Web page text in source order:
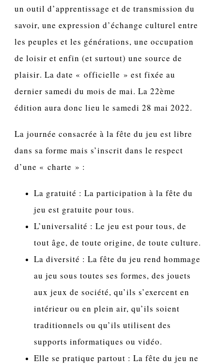
un outil d’apprentissage et de transmission du
savoir, une expression d’échange culturel entre
les peuples et les générations, une occupation
de loisir et enfin (et surtout) une source de
plaisir. La date « officielle » est fixée au
dernier samedi du mois de mai. La 22ème
édition aura donc lieu le samedi 28 mai 2022.
La journée consacrée à la fête du jeu est libre
dans sa forme mais s’inscrit dans le respect
d’une « charte » :
La gratuité : La participation à la fête du
jeu est gratuite pour tous.
L’universalité : Le jeu est pour tous, de
tout âge, de toute origine, de toute culture.
La diversité : La fête du jeu rend hommage
au jeu sous toutes ses formes, des jouets
aux jeux de société, qu’ils s’exercent en
intérieur ou en plein air, qu’ils soient
traditionnels ou qu’ils utilisent des
supports informatiques ou vidéo.
Elle se pratique partout : La fête du jeu ne